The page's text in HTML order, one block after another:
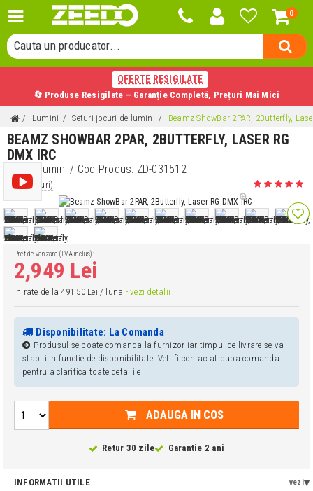
0
Cauta o categorie...
Cauta un producator...
Cauta un produs...
OFERTE RESIGILATE
🔄 Produse Resigilate – Garanție Completă, Prețuri Mai Mici
Lumini Seturi jocuri de lumini Beamz ShowBar 2PAR, 2Butterfly,
BEAMZ SHOWBAR 2PAR, 2BUTTERFLY, LASER RG
DMX IRC
Set de lumini/ Cod Produs: ZD-031512
(2 review-uri)
Pret de vanzare (TVA inclus):
2,949 Lei
In rate de la 491.50 Lei / luna - vezi detalii
Disponibilitate: La Comanda
Produsul se poate comanda la furnizor iar timpul de livrare se va
stabili in functie de disponibilitate. Veti fi contactat dupa comanda
pentru a clarifica toate detaliile
ADAUGA IN COS
Retur 30 zile Garantie 2 ani
INFORMATII UTILE vezi